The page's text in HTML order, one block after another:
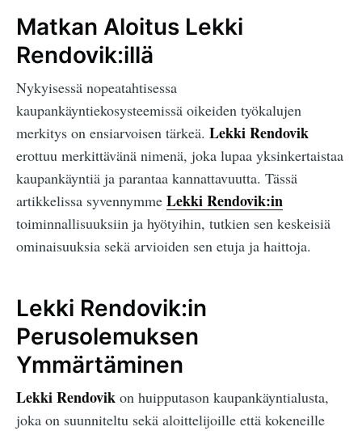
Matkan Aloitus Lekki
Rendovik:illä
Nykyisessä nopeatahtisessa
kaupankäyntiekosysteemissä oikeiden työkalujen
merkitys on ensiarvoisen tärkeä. Lekki Rendovik
erottuu merkittävänä nimenä, joka lupaa yksinkertaistaa
kaupankäyntiä ja parantaa kannattavuutta. Tässä
artikkelissa syvennymme Lekki Rendovik:in
toiminnallisuuksiin ja hyötyihin, tutkien sen keskeisiä
ominaisuuksia sekä arvioiden sen etuja ja haittoja.
Lekki Rendovik:in
Perusolemuksen
Ymmärtäminen
Lekki Rendovik on huipputason kaupankäyntialusta,
joka on suunniteltu sekä aloittelijoille että kokeneille